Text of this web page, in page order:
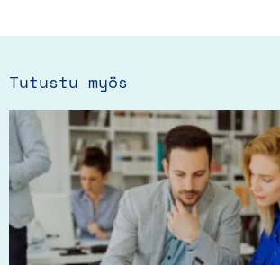
Tutustu myös
Tällä
tuotteella
on
useampi
muunnelma.
Voit